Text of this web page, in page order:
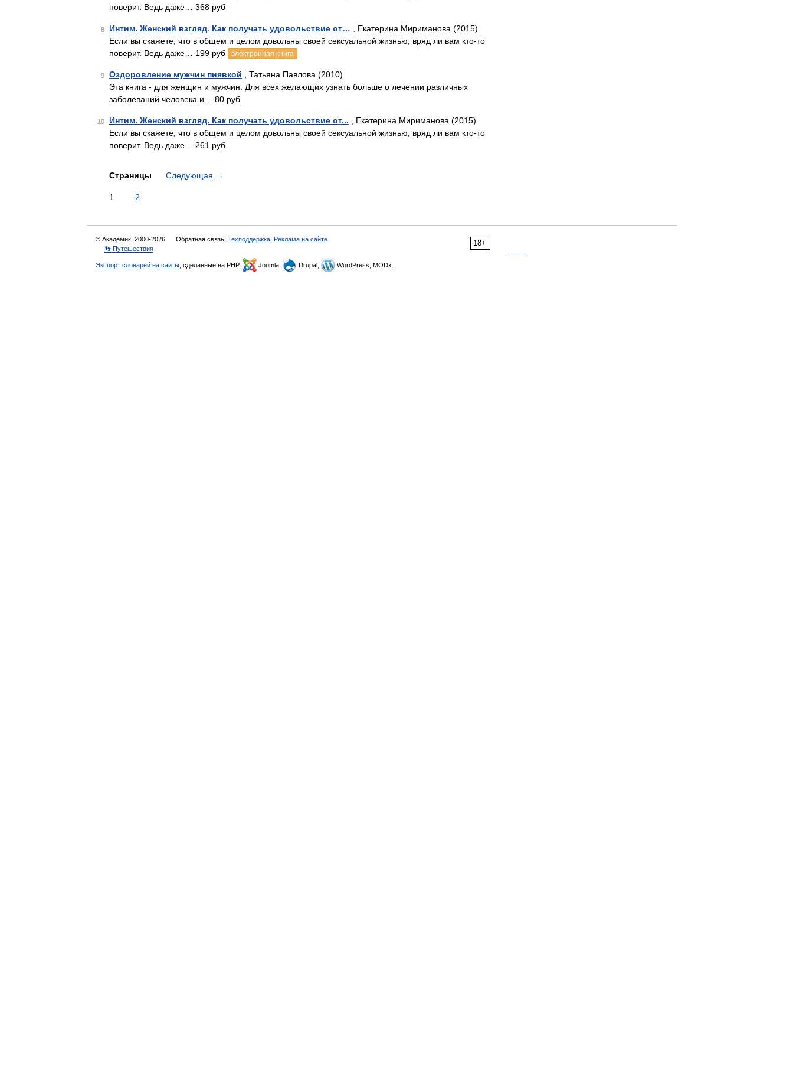
поверит. Ведь даже… 368 руб
8 Интим. Женский взгляд. Как получать удовольствие от… , Екатерина Мириманова (2015)
Если вы скажете, что в общем и целом довольны своей сексуальной жизнью, вряд ли вам кто-то
поверит. Ведь даже… 199 руб
электронная книга
9 Оздоровление мужчин пиявкой , Татьяна Павлова (2010)
Эта книга - для женщин и мужчин. Для всех желающих узнать больше о лечении различных
заболеваний человека и… 80 руб
10 Интим. Женский взгляд. Как получать удовольствие от... , Екатерина Мириманова (2015)
Если вы скажете, что в общем и целом довольны своей сексуальной жизнью, вряд ли вам кто-то
поверит. Ведь даже… 261 руб
Страницы Следующая →
1 2
18+
© Академик, 2000-2026 Обратная связь: Техподдержка Реклама на сайте
👣 Путешествия
Экспорт словарей на сайты , сделанные на PHP, Joomla, Drupal, WordPress, MODx.